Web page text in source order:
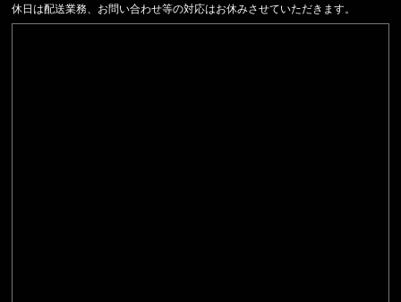
休日は配送業務、お問い合わせ等の対応はお休みさせていただきます。